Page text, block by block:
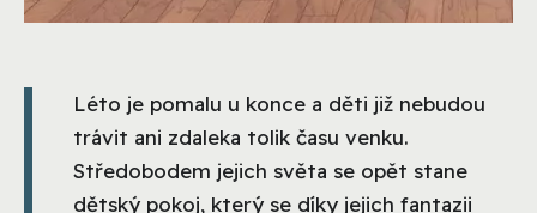
Léto je pomalu u konce a děti již nebudou
trávit ani zdaleka tolik času venku.
Středobodem jejich světa se opět stane
dětský pokoj, který se díky jejich fantazii